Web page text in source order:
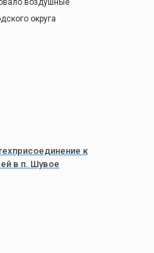
воздушные
округа
к
в п. Шувое